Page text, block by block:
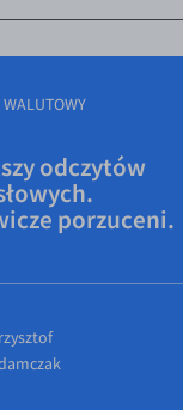
WALUTOWY
odczytów
porzuceni.